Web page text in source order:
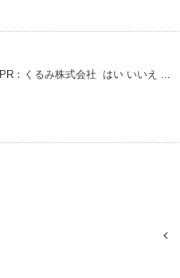
PR：くるみ株式会社 はい いいえ ...